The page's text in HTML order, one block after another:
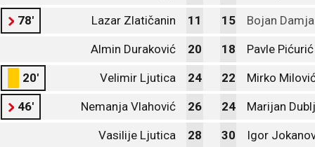
78' Lazar Zlatičanin 11 15 Bojan
Almin Duraković 20 18 Pavle Pićurić
20' Velimir Ljutica 24 22 Mirko
46' Nemanja Vlahović 26 24 Marijan
Vasilije Ljutica 28 30 Igor